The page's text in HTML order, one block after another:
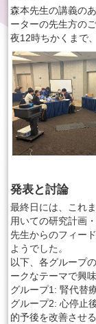
森本先生の講義の
ーターの先生方の
夜12時ちかくまで
発表と討論
最終日には、これ
用いての研究計画
先生からのフィー
ようでした。
以下、各グループ
ークなテーマで興
グループ1: 腎代替
グループ2: 心停止
的予後を改善させ